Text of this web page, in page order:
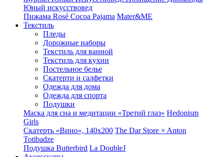
Юный искусствовед
Пижама Rosé Cocoa Pajama Mater&ME
Текстиль
Пледы
Дорожные наборы
Текстиль для ванной
Текстиль для кухни
Постельное белье
Скатерти и салфетки
Одежда для дома
Одежда для спорта
Подушки
Маска для сна и медитации «Третий глаз» Hedonism
Girls
Скатерть «Вино», 140х200 The Dar Store × Anton
Totibadze
Подушка Butterbird La DoubleJ